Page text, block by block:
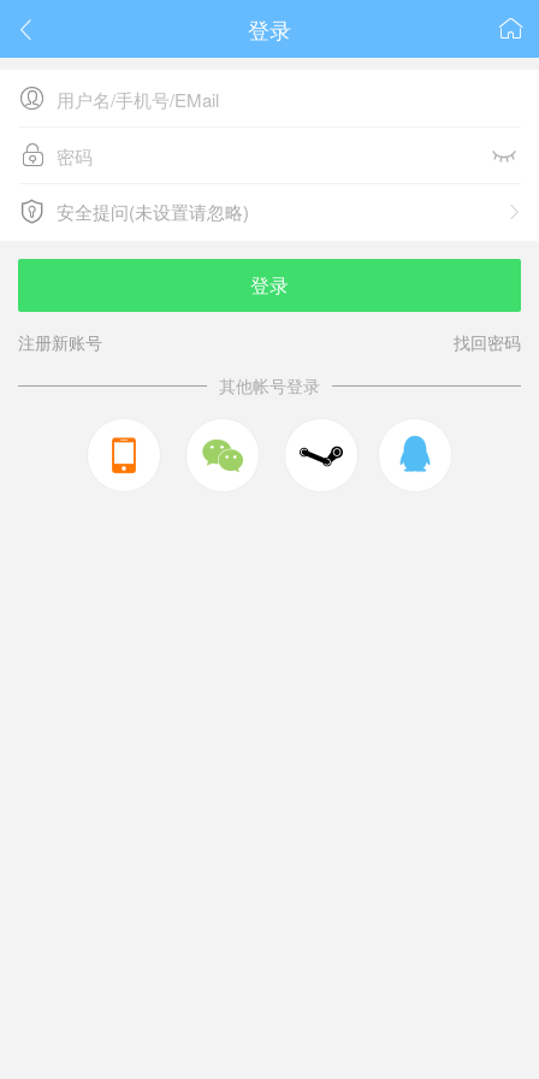
 
登录

 
 
安全提问(未设置请忽略)
安全提问(未设置请忽略)
登录
注册新账号
找回密码
其他帐号登录
  